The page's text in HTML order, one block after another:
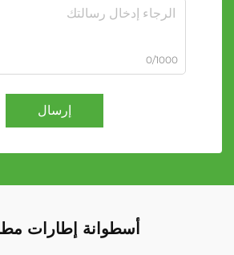
0/1000
إرسال
أسطوانة إطارات